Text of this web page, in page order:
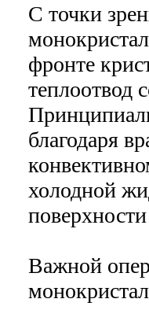
С точки
фронте
теплоотвод
благодаря
холодной
Важной